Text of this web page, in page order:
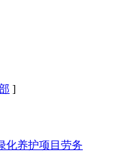
]
化养护项目劳务